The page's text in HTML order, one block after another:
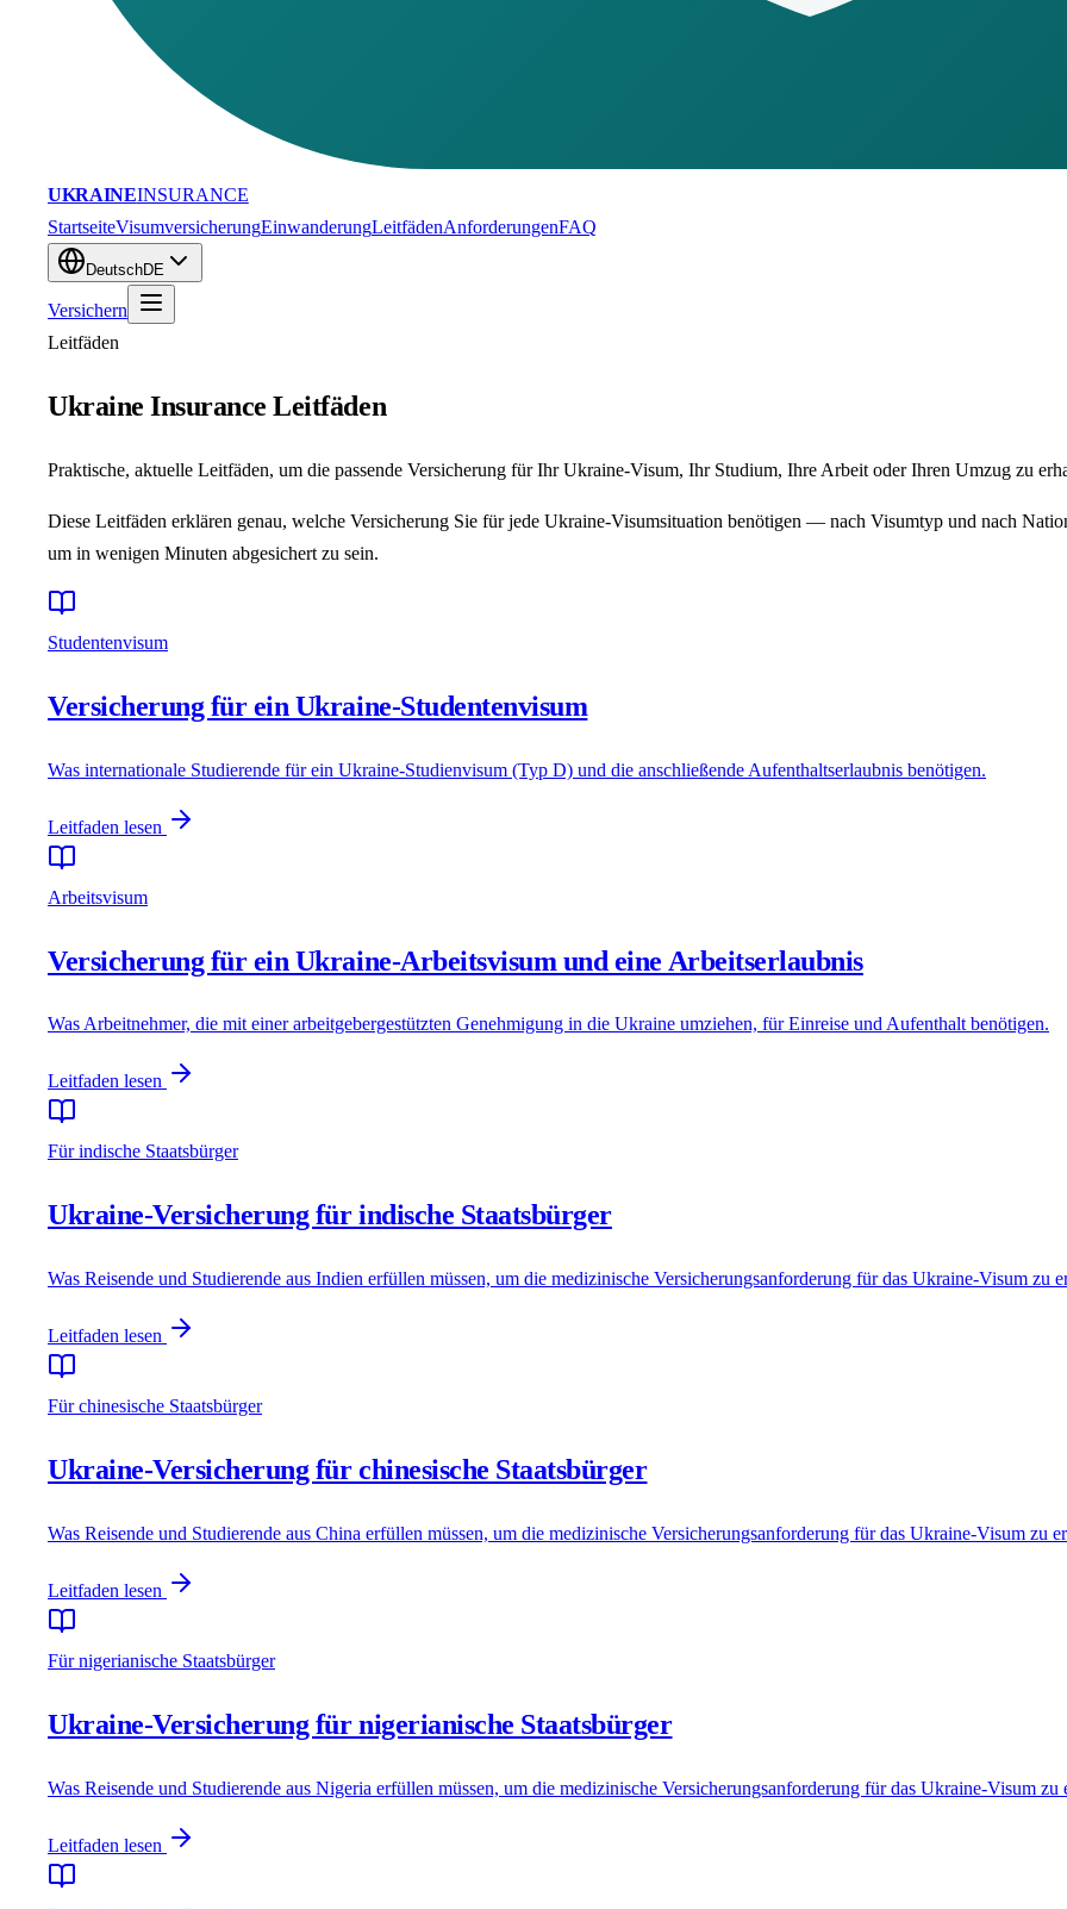
UKRAINEINSURANCE
StartseiteVisumversicherungEinwanderungLeitfädenAnforderungenFAQ
DeutschDE
Versichern
Leitfäden
Ukraine Insurance Leitfäden
Praktische, aktuelle Leitfäden, um die passende Versicherung für Ihr Ukraine-Visum, Ihr Studium, Ihre Arbeit oder Ihren Umzug zu
Diese Leitfäden erklären genau, welche Versicherung Sie für jede Ukraine-Visumsituation benötigen — nach Visumtyp und nach
um in wenigen Minuten abgesichert zu sein.
Studentenvisum
Versicherung für ein Ukraine-Studentenvisum
Was internationale Studierende für ein Ukraine-Studienvisum (Typ D) und die anschließende Aufenthaltserlaubnis benötigen.
Leitfaden lesen
Arbeitsvisum
Versicherung für ein Ukraine-Arbeitsvisum und eine Arbeitserlaubnis
Was Arbeitnehmer, die mit einer arbeitgebergestützten Genehmigung in die Ukraine umziehen, für Einreise und Aufenthalt benötigen.
Leitfaden lesen
Für indische Staatsbürger
Ukraine-Versicherung für indische Staatsbürger
Was Reisende und Studierende aus Indien erfüllen müssen, um die medizinische Versicherungsanforderung für das Ukraine-Visum zu
Leitfaden lesen
Für chinesische Staatsbürger
Ukraine-Versicherung für chinesische Staatsbürger
Was Reisende und Studierende aus China erfüllen müssen, um die medizinische Versicherungsanforderung für das Ukraine-Visum zu
Leitfaden lesen
Für nigerianische Staatsbürger
Ukraine-Versicherung für nigerianische Staatsbürger
Was Reisende und Studierende aus Nigeria erfüllen müssen, um die medizinische Versicherungsanforderung für das Ukraine-Visum zu
Leitfaden lesen